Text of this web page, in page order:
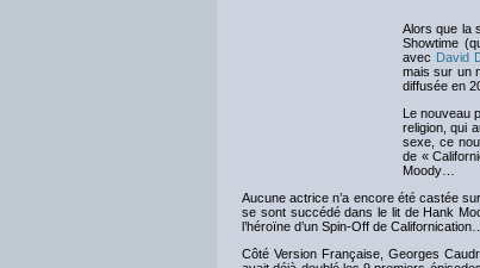
Alors que la
Showtime
avec David
mais sur un
diffusée en
Le nouveau
religion, qui
sexe, ce
de «
Moody…
Aucune actrice n’a encore été castée
se sont succédé dans le lit de Hank
l’héroïne d’un Spin-Off de Californication…
Côté Version Française, Georges